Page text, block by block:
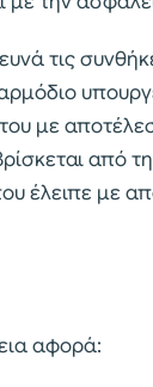
τις
με
από
έλειπε με
αφορά: